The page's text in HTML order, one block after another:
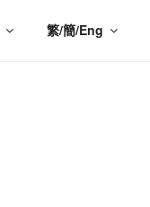
繁/簡/Eng